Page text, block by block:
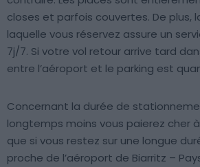
closes et parfois couvertes. De plus,
laquelle vous réservez assure un
7j/7. Si votre vol retour arrive tard
entre l’aéroport et le parking est
Concernant la durée de
longtemps moins vous paierez cher
que si vous restez sur une longue
proche de l’aéroport de Biarritz –